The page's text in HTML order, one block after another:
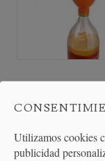
Aceite
6,00 €
Utilizamos cookies
publicidad